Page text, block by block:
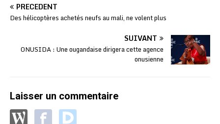
PRÉCÉDENT
Des hélicoptères achetés neufs au mali, ne volent plus
SUIVANT
ONUSIDA : Une ougandaise dirigera cette agence
onusienne
Laisser un commentaire